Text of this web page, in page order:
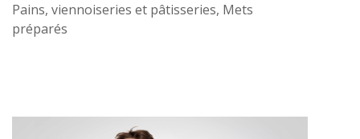
Pains, viennoiseries et pâtisseries, Mets
préparés